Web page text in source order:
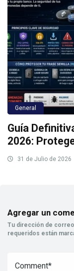
General
Guía
2026:
31 de Julio de 2026
Agregar un
Tu dirección de
requeridos están